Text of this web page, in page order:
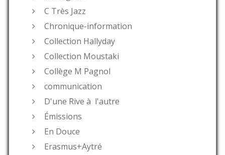
C Très Jazz
Chronique-information
Collection Hallyday
Collection Moustaki
Collège M Pagnol
communication
D'une Rive à l'autre
Émissions
En Douce
Erasmus+Aytré